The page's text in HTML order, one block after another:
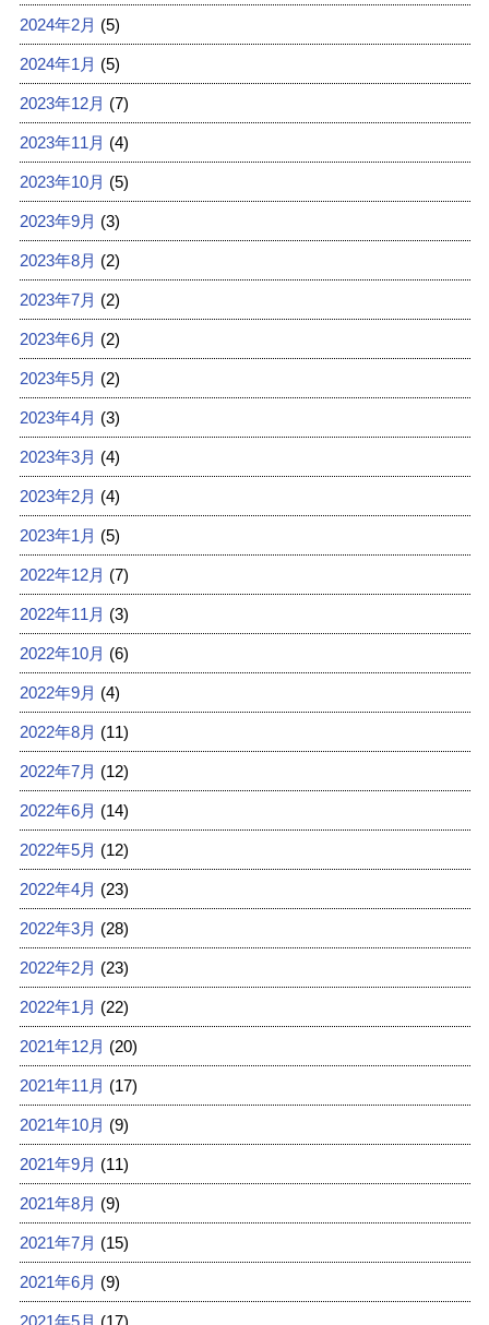
2024年2月 (5)
2024年1月 (5)
2023年12月 (7)
2023年11月 (4)
2023年10月 (5)
2023年9月 (3)
2023年8月 (2)
2023年7月 (2)
2023年6月 (2)
2023年5月 (2)
2023年4月 (3)
2023年3月 (4)
2023年2月 (4)
2023年1月 (5)
2022年12月 (7)
2022年11月 (3)
2022年10月 (6)
2022年9月 (4)
2022年8月 (11)
2022年7月 (12)
2022年6月 (14)
2022年5月 (12)
2022年4月 (23)
2022年3月 (28)
2022年2月 (23)
2022年1月 (22)
2021年12月 (20)
2021年11月 (17)
2021年10月 (9)
2021年9月 (11)
2021年8月 (9)
2021年7月 (15)
2021年6月 (9)
2021年5月 (17)